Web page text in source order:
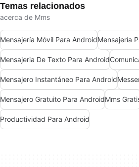
Temas relacionados
acerca de Mms
Mensajería Móvil Para AndroidMensajería
Mensajeria De Texto Para Android
Mensajero Instantáneo Para Android
Mensajero Gratuito Para AndroidMms
Productividad Para Android